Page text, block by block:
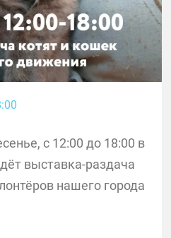
с 12:00 до 18:00 в
выставка-раздача
нашего города